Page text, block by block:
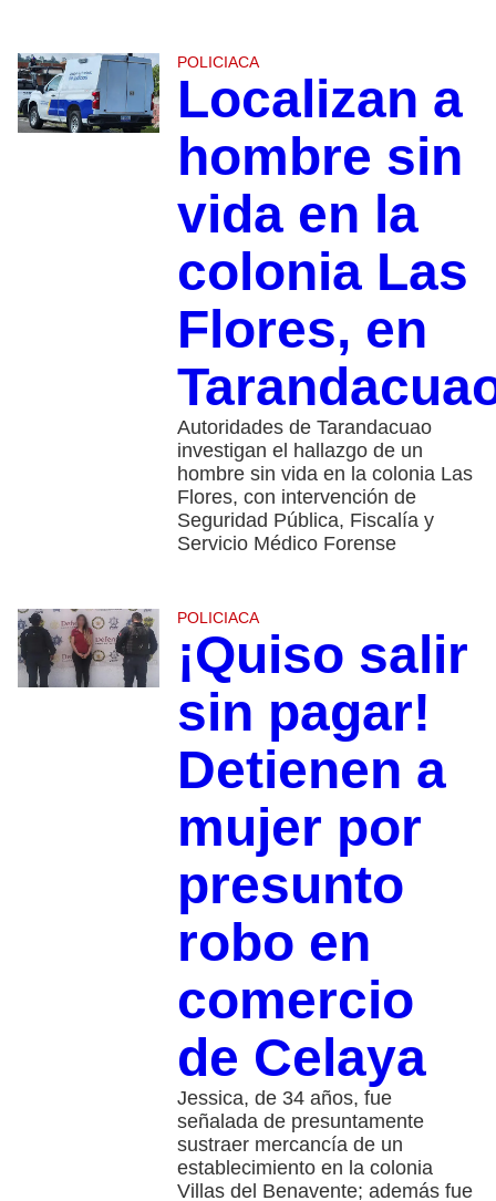
POLICIACA
Localizan a
hombre sin
vida en la
colonia Las
Flores, en
Autoridades de Tarandacuao
investigan el hallazgo de un
hombre sin vida en la colonia Las
Flores, con intervención de
Seguridad Pública, Fiscalía y
Servicio Médico Forense
POLICIACA
¡Quiso salir
sin pagar!
Detienen a
mujer por
presunto
robo en
comercio
de Celaya
Jessica, de 34 años, fue
señalada de presuntamente
sustraer mercancía de un
establecimiento en la colonia
Villas del Benavente; además fue